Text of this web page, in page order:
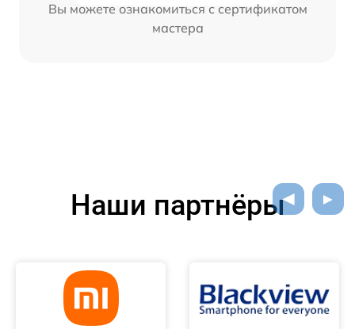
Вы можете ознакомиться с сертификатом
мастера
Наши партнёры